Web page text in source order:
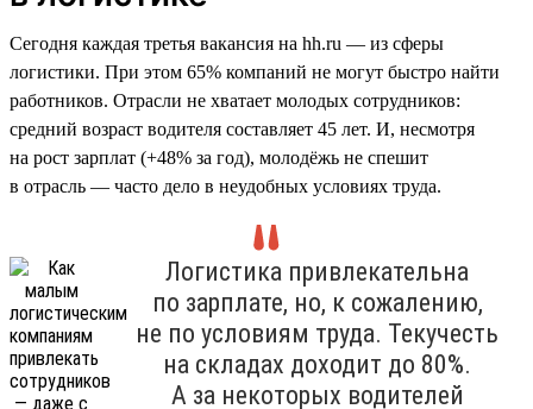
Сегодня каждая третья вакансия на hh.ru — из сферы
логистики. При этом 65% компаний не могут быстро найти
работников. Отрасли не хватает молодых сотрудников:
средний возраст водителя составляет 45 лет. И, несмотря
на рост зарплат (+48% за год), молодёжь не спешит
в отрасль — часто дело в неудобных условиях труда.
Логистика привлекательна
по зарплате, но, к сожалению,
не по условиям труда. Текучесть
на складах доходит до 80%.
А за некоторых водителей